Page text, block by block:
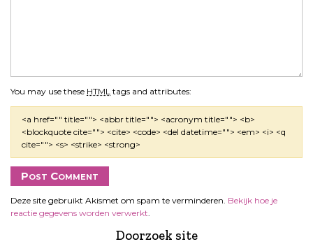
You may use these HTML tags and attributes:
<a href="" title=""> <abbr title=""> <acronym title=""> <b>
<blockquote cite=""> <cite> <code> <del datetime=""> <em> <i> <q
cite=""> <s> <strike> <strong>
Deze site gebruikt Akismet om spam te verminderen. Bekijk hoe je
reactie gegevens worden verwerkt
Doorzoek site